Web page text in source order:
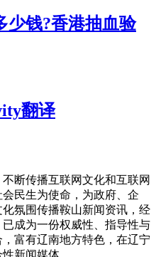
少钱?香港抽血验
翻译
断传播互联网文化和互联网
民生为使命，为政府、企
氛围传播鞍山新闻资讯，经
成为一份权威性、指导性与
富有辽南地方特色，在辽宁
新闻媒体。